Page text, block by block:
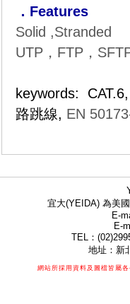
．Features
Solid ,Stranded
UTP，FTP，
keywords:
路跳線, EN
宜大(YEIDA) 為美
E-
E-
TEL：
地址：新
網站所採用資料及圖檔皆屬